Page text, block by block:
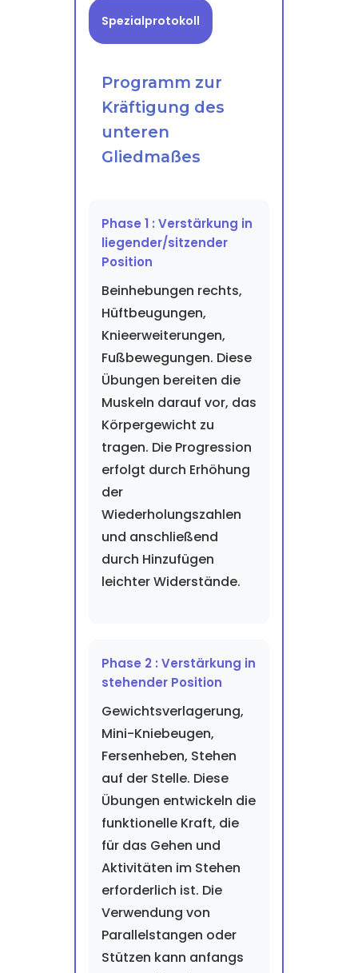
Spezialprotokoll
Programm zur
Kräftigung des
unteren
Gliedmaßes
Phase 1 : Verstärkung in
liegender/sitzender
Position
Beinhebungen rechts,
Hüftbeugungen,
Knieerweiterungen,
Fußbewegungen. Diese
Übungen bereiten die
Muskeln darauf vor, das
Körpergewicht zu
tragen. Die Progression
erfolgt durch Erhöhung
der
Wiederholungszahlen
und anschließend
durch Hinzufügen
leichter Widerstände.
Phase 2 : Verstärkung in
stehender Position
Gewichtsverlagerung,
Mini-Kniebeugen,
Fersenheben, Stehen
auf der Stelle. Diese
Übungen entwickeln die
funktionelle Kraft, die
für das Gehen und
Aktivitäten im Stehen
erforderlich ist. Die
Verwendung von
Parallelstangen oder
Stützen kann anfangs